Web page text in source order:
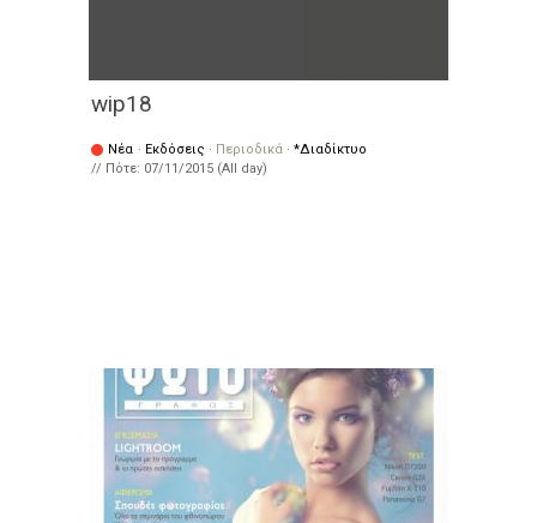
wip18
Νέα · Εκδόσεις · Περιοδικά · *Διαδίκτυο
// Πότε: 07/11/2015 (All day)